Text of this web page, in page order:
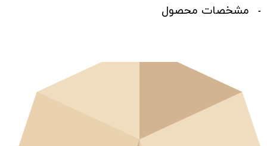
مشخصات محصول